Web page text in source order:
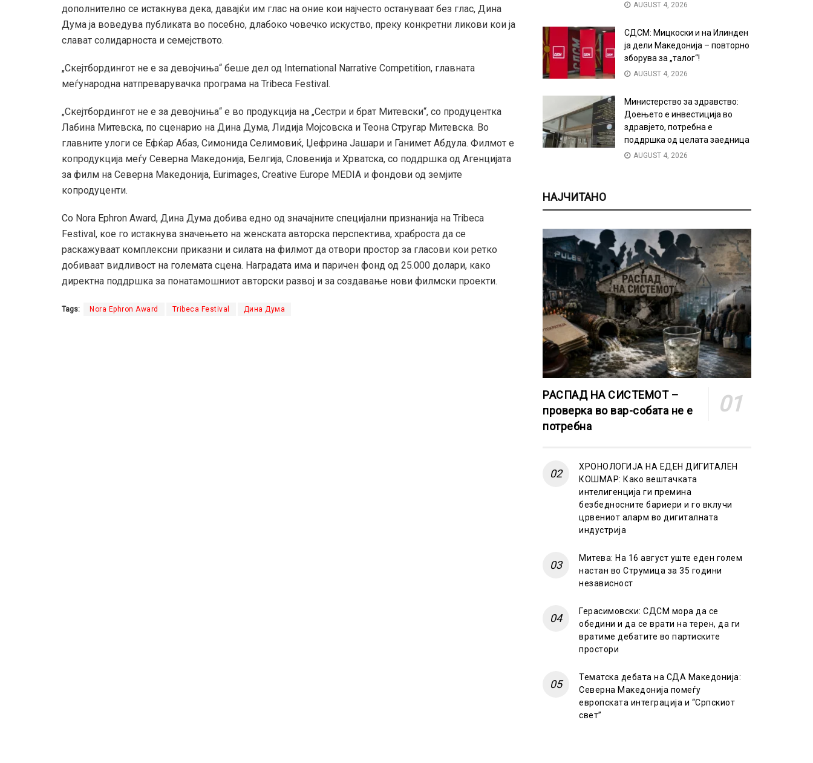
дополнително се истакнува дека, давајќи им глас на оние кои најчесто остануваат без глас, Дина
Дума ја воведува публиката во посебно, длабоко човечко искуство, преку конкретни ликови кои ја
слават солидарноста и семејството.
„Скејтбордингот не е за девојчиња“ беше дел од International Narrative Competition, главната
меѓународна натпреварувачка програма на Tribeca Festival.
„Скејтбордингот не е за девојчиња“ е во продукција на „Сестри и брат Митевски“, со продуцентка
Лабина Митевска, по сценарио на Дина Дума, Лидија Мојсовска и Теона Стругар Митевска. Во
главните улоги се Ефќар Абаз, Симонида Селимовиќ, Џефрина Јашари и Ганимет Абдула. Филмот е
копродукција меѓу Северна Македонија, Белгија, Словенија и Хрватска, со поддршка од Агенцијата
за филм на Северна Македонија, Eurimages, Creative Europe MEDIA и фондови од земјите
копродуценти.
Со Nora Ephron Award, Дина Дума добива едно од значајните специјални признанија на Tribeca
Festival, кое го истакнува значењето на женската авторска перспектива, храброста да се
раскажуваат комплексни приказни и силата на филмот да отвори простор за гласови кои ретко
добиваат видливост на големата сцена. Наградата има и паричен фонд од 25.000 долари, како
директна поддршка за понатамошниот авторски развој и за создавање нови филмски проекти.
Tags: Nora Ephron Award Tribeca Festival Дина Дума
AUGUST 4, 2026
СДСМ: Мицкоски и на Илинден
ја дели Македонија – повторно
зборува за „талог“!
AUGUST 4, 2026
Министерство за здравство:
Доењето е инвестиција во
здравјето, потребна е
поддршка од целата заедница
AUGUST 4, 2026
НАЈЧИТАНО
РАСПАД НА СИСТЕМОТ –
проверка во вар-собата не е
потребна
ХРОНОЛОГИЈА НА ЕДЕН ДИГИТАЛЕН
КОШМАР: Како вештачката
интелигенција ги премина
безбедносните бариери и го вклучи
црвениот аларм во дигиталната
индустрија
Митева: На 16 август уште еден голем
настан во Струмица за 35 години
независност
Герасимовски: СДСМ мора да се
обедини и да се врати на терен, да ги
вратиме дебатите во партиските
простори
Тематска дебата на СДА Македонија:
Северна Македонија помеѓу
европската интеграција и “Српскиот
свет”